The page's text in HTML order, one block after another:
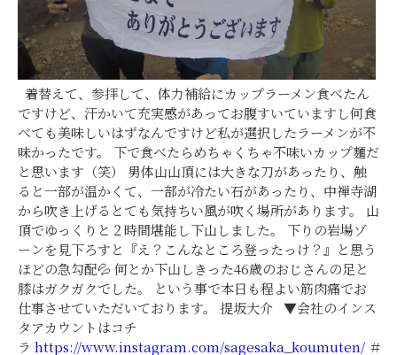
着替えて、参拝して、体力補給にカップラーメン食べたん
ですけど、汗かいて充実感があってお腹すいていますし何食
べても美味しいはずなんですけど私が選択したラーメンが不
味かったです。 下で食べたらめちゃくちゃ不味いカップ麵だ
と思います（笑） 男体山山頂には大きな刀があったり、触
ると一部が温かくて、一部が冷たい石があったり、中禅寺湖
から吹き上げるとても気持ちい風が吹く場所があります。 山
頂でゆっくりと２時間堪能し下山しました。 下りの岩場ゾ
ーンを見下ろすと『え？こんなところ登ったっけ？』と思う
ほどの急勾配💦 何とか下山しきった46歳のおじさんの足と
膝はガクガクでした。 という事で本日も程よい筋肉痛でお
仕事させていただいております。 提坂大介 ▼会社のインス
タアカウントはコチ
ラ https://www.instagram.com/sagesaka_koumuten/ ＃